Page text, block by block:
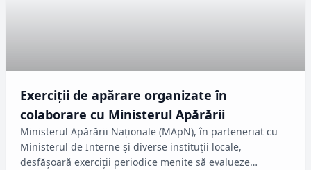
Exerciții de apărare organizate în
colaborare cu Ministerul Apărării
Ministerul Apărării Naționale (MApN), în parteneriat cu
Ministerul de Interne și diverse instituții locale,
desfășoară exerciții periodice menite să evalueze